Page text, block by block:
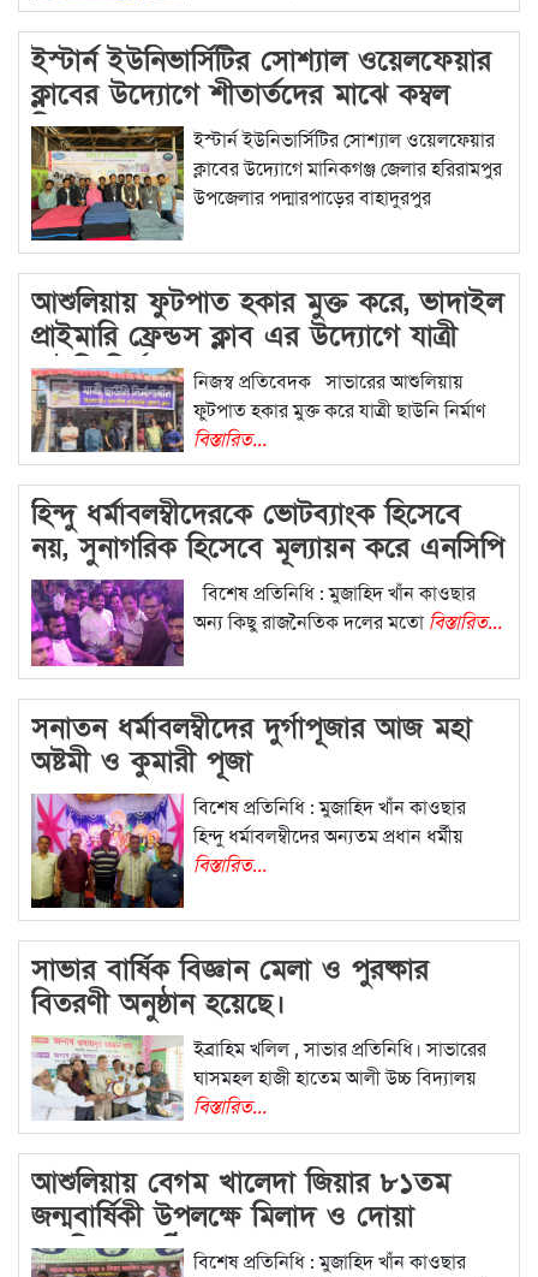
বিস্তারিত...
ইস্টার্ন ইউনিভার্সিটির সোশ্যাল ওয়েলফেয়ার
ক্লাবের উদ্যোগে শীতার্তদের মাঝে কম্বল
বিতরণ
ইস্টার্ন ইউনিভার্সিটির সোশ্যাল ওয়েলফেয়ার
ক্লাবের উদ্যোগে মানিকগঞ্জ জেলার হরিরামপুর
উপজেলার পদ্মারপাড়ের বাহাদুরপুর
আশুলিয়ায় ফুটপাত হকার মুক্ত করে, ভাদাইল
প্রাইমারি ফ্রেন্ডস ক্লাব এর উদ্যোগে যাত্রী
ছাউনি নির্মাণ
নিজস্ব প্রতিবেদক সাভারের আশুলিয়ায়
ফুটপাত হকার মুক্ত করে যাত্রী ছাউনি নির্মাণ
বিস্তারিত...
হিন্দু ধর্মাবলম্বীদেরকে ভোটব্যাংক হিসেবে
নয়, সুনাগরিক হিসেবে মূল্যায়ন করে এনসিপি
বিশেষ প্রতিনিধি : মুজাহিদ খাঁন কাওছার
অন্য কিছু রাজনৈতিক দলের মতো বিস্তারিত...
সনাতন ধর্মাবলম্বীদের দুর্গাপূজার আজ মহা
অষ্টমী ও কুমারী পূজা
বিশেষ প্রতিনিধি : মুজাহিদ খাঁন কাওছার
হিন্দু ধর্মাবলম্বীদের অন্যতম প্রধান ধর্মীয়
বিস্তারিত...
সাভার বার্ষিক বিজ্ঞান মেলা ও পুরষ্কার
বিতরণী অনুষ্ঠান হয়েছে।
ইব্রাহিম খলিল , সাভার প্রতিনিধি। সাভারের
ঘাসমহল হাজী হাতেম আলী উচ্চ বিদ্যালয়
বিস্তারিত...
আশুলিয়ায় বেগম খালেদা জিয়ার ৮১তম
জন্মবার্ষিকী উপলক্ষে মিলাদ ও দোয়া
মাহফিল অনুষ্ঠিত হয়েছেবিশেষ প্রতিনিধি : মুজাহিদ খাঁন কাওছার